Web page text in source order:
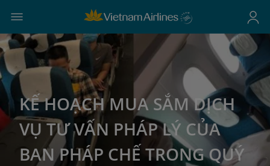
KẾ HOẠCH MUA SẮM DỊCH
VỤ TƯ VẤN PHÁP LÝ CỦA
BAN PHÁP CHẾ TRONG QUÝ